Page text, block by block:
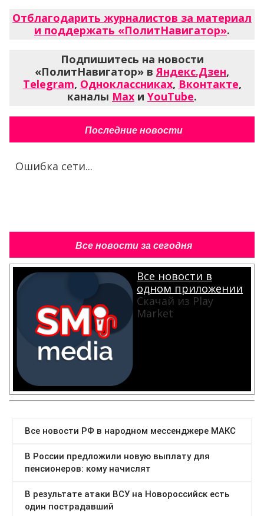
Отблагодарить журналистов за материал
и поддержать «ПолитНавигатор».
Подпишитесь на новости
«ПолитНавигатор» вЯндекс.Дзен,
Telegram, Одноклассниках, Вконтакте,
каналы Max и YouTube.
Последние новости
Ошибка сети...
Все новости за сегодня
Все новости в
одном приложении
Скачай из Play
Market